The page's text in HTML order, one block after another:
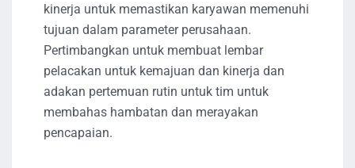
kinerja untuk memastikan karyawan memenuhi
tujuan dalam parameter perusahaan.
Pertimbangkan untuk membuat lembar
pelacakan untuk kemajuan dan kinerja dan
adakan pertemuan rutin untuk tim untuk
membahas hambatan dan merayakan
pencapaian.